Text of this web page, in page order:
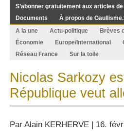
S’abonner gratuitement aux articles
Documents
À propos de
A la une
Actu-politique Brèves
Économie
Europe/International
Réseau France
Sur la toile
Nicolas Sarkozy
République veut
Par Alain KERHERVE | 16.